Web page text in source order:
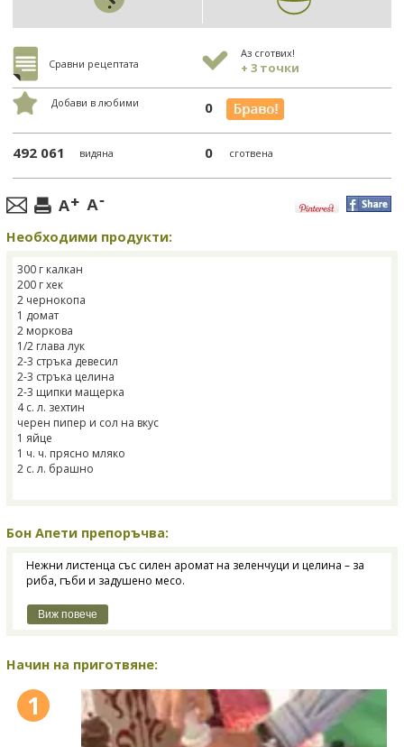
Сравни рецептата
Аз сготвих!
+ 3 точки
Добави в любими 0
492 061 видяна 0 сготвена
Необходими продукти:
300 г калкан
200 г хек
2 чернокопа
1 домат
2 моркова
1/2 глава лук
2-3 стръка девесил
2-3 стръка целина
2-3 щипки мащерка
4 с. л. зехтин
черен пипер и сол на вкус
1 яйце
1 ч. ч. прясно мляко
2 с. л. брашно
Бон Апети препоръчва:
Нежни листенца със силен аромат на зеленчуци и целина – за
риба, гъби и задушено месо.
Виж повече
Начин на приготвяне:
1